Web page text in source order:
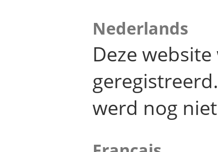
Nederlands
Deze
werd nog